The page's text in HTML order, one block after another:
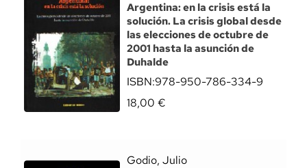
Argentina: en la crisis está la
solución. La crisis global desde
las elecciones de octubre de
2001 hasta la asunción de
Duhalde
ISBN:978-950-786-334-9
18,00 €
Godio, Julio